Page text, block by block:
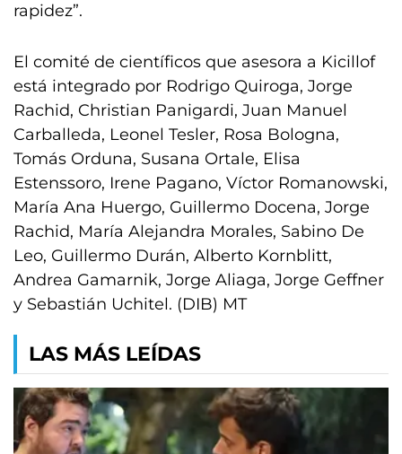
rapidez”.
El comité de científicos que asesora a Kicillof
está integrado por Rodrigo Quiroga, Jorge
Rachid, Christian Panigardi, Juan Manuel
Carballeda, Leonel Tesler, Rosa Bologna,
Tomás Orduna, Susana Ortale, Elisa
Estenssoro, Irene Pagano, Víctor Romanowski,
María Ana Huergo, Guillermo Docena, Jorge
Rachid, María Alejandra Morales, Sabino De
Leo, Guillermo Durán, Alberto Kornblitt,
Andrea Gamarnik, Jorge Aliaga, Jorge Geffner
y Sebastián Uchitel. (DIB) MT
LAS MÁS LEÍDAS